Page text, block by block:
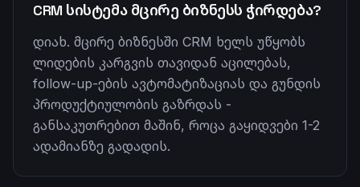
CRM სისტემა მცირე ბიზნესს ჭირდება?
დიახ. მცირე ბიზნესში CRM ხელს უწყობს
ლიდების კარგვის თავიდან აცილებას,
follow-up-ების ავტომატიზაციას და გუნდის
პროდუქტიულობის გაზრდას -
განსაკუთრებით მაშინ, როცა გაყიდვები 1-2
ადამიანზე გადადის.